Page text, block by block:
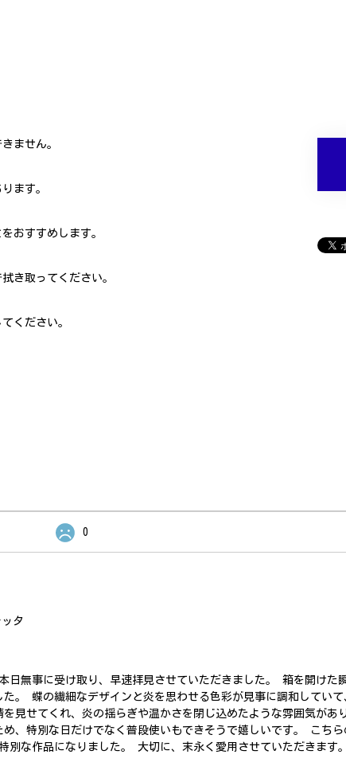
ません。
ます。
おすすめします。
き取ってください。
ください。
0
タ
無事に受け取り、早速拝見させていただきました。 箱を開けた
。 蝶の繊細なデザインと炎を思わせる色彩が見事に調和していて
見せてくれ、炎の揺らぎや温かさを閉じ込めたような雰囲気が
、特別な日だけでなく普段使いもできそうで嬉しいです。 こち
な作品になりました。 大切に、末永く愛用させていただきます。